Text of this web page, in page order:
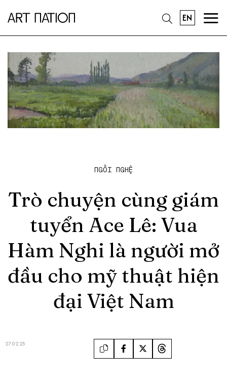
EN
NGỒI NGHỆ
Trò chuyện cùng giám
tuyển Ace Lê: Vua
Hàm Nghi là người mở
đầu cho mỹ thuật hiện
đại Việt Nam
27.02.25